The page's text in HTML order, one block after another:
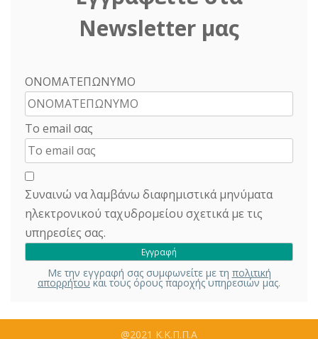
Newsletter μας
ΟΝΟΜΑΤΕΠΩΝΥΜΟ
Το email σας
Συναινώ να λαμβάνω διαφημιστικά μηνύματα
ηλεκτρονικού ταχυδρομείου σχετικά με τις
υπηρεσίες σας.
Με την εγγραφή σας συμφωνείτε με τη πολιτική
απορρήτουκαι τους όρους παροχής υπηρεσιών μας.
@2021 Κ.Κ.Π.Π.Α